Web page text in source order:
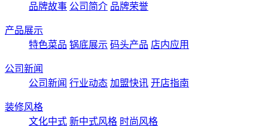
品牌故事 公司简介 品牌荣誉
产品展示
特色菜品 锅底展示 码头产品 店内应用
公司新闻
公司新闻 行业动态 加盟快讯 开店指南
装修风格
文化中式 新中式风格 时尚风格